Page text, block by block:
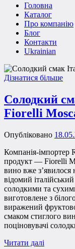
Головна
Каталог
Про компанію
Блог
Контакти
Ukrainian
Дізнатися більше
Солодкий
Fiorelli
Опубліковано
Компанія-імпортер
продукт — Fiorelli
вино вже з’явилося
відомий
солодкими та
виготовлене з
виражений
смаком стиглого
поціновувачі
Читати далі